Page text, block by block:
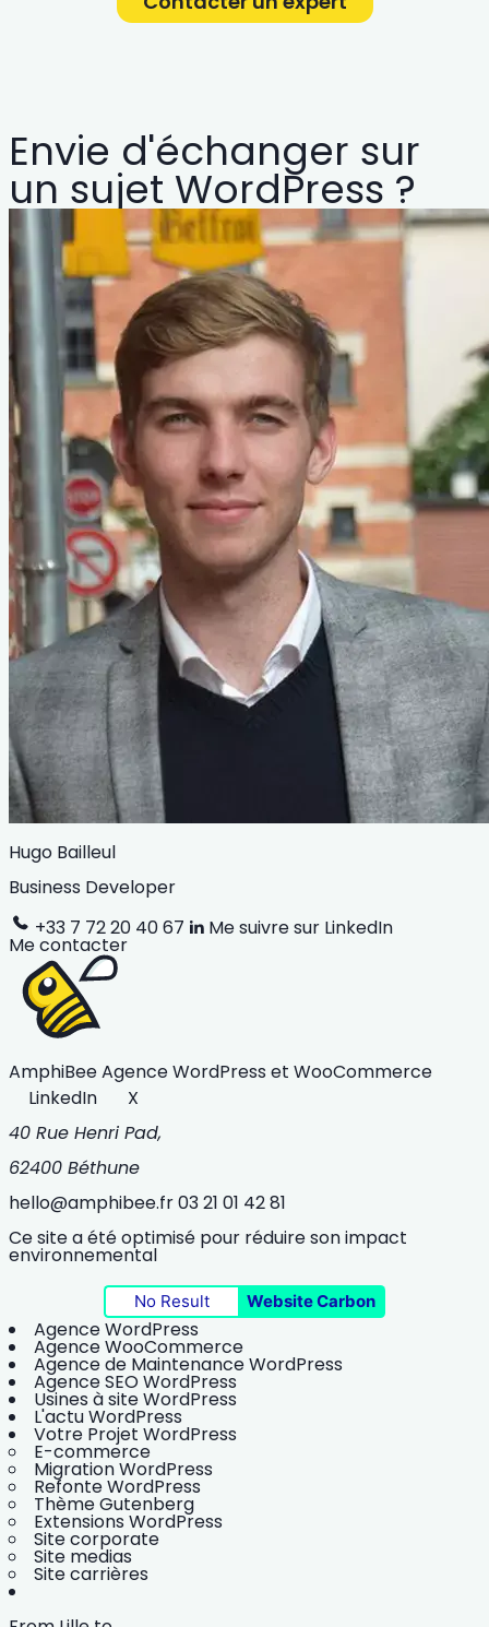
Envie d'échanger sur
un sujet WordPress ?
Hugo Bailleul
Business Developer
+33 7 72 20 40 67
Me suivre sur LinkedIn
Me contacter
AmphiBeeAgence WordPress et WooCommerce
LinkedIn
X
40 Rue Henri Pad,
62400 Béthune
hello@amphibee.fr03 21 01 42 81
Ce site a été optimisé pour réduire son impact
environnemental
No Result Website Carbon
Agence WordPress
Agence WooCommerce
Agence de Maintenance WordPress
Agence SEO WordPress
Usines à site WordPress
L'actu WordPress
Votre Projet WordPress
E-commerce
Migration WordPress
Refonte WordPress
Thème Gutenberg
Extensions WordPress
Site corporate
Site medias
Site carrières